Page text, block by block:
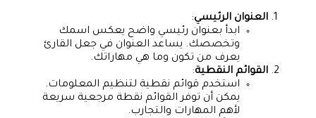
العنوان الرئيسي:
ابدأ بعنوان رئيسي واضح يعكس اسمك
وتخصصك. يساعد العنوان في جعل القارئ
يعرف من تكون وما هي مهاراتك.
القوائم النقطية:
استخدم قوائم نقطية لتنظيم المعلومات.
يمكن أن توفر القوائم نقطة مرجعية سريعة
لأهم المهارات والتجارب.